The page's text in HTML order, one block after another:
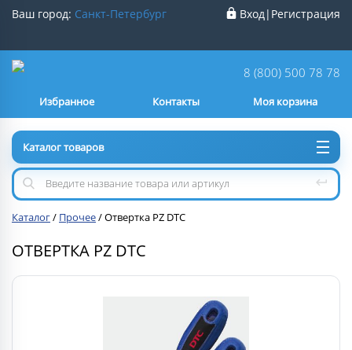
Ваш город: Санкт-Петербург
Нет
Вход| Регистрация
8 (800) 500 78 78
Контакты
Избранное Моя корзина
Каталог товаров
Каталог/ Прочее/Отвертка PZ DTC
ОТВЕРТКА PZ DTC